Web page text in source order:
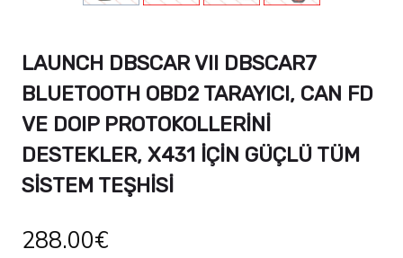
LAUNCH DBSCAR VII DBSCAR7
BLUETOOTH OBD2 TARAYICI, CAN FD
VE DOIP PROTOKOLLERINI
DESTEKLER, X431 IÇIN GÜÇLÜ TÜM
SISTEM TEŞHISI
288.00€